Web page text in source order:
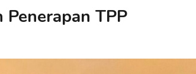
Penerapan TPP